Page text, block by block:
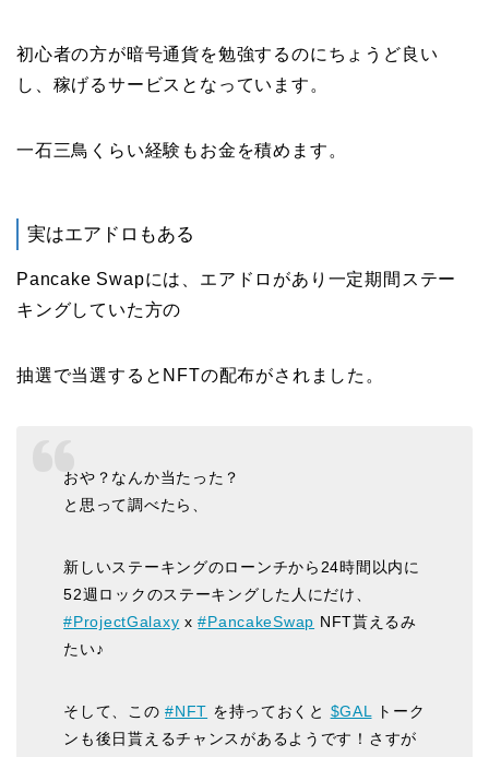
初心者の方が暗号通貨を勉強するのにちょうど良い
し、稼げるサービスとなっています。
一石三鳥くらい経験もお金を積めます。
実はエアドロもある
Pancake Swapには、エアドロがあり一定期間ステー
キングしていた方の
抽選で当選するとNFTの配布がされました。
おや？なんか当たった？
と思って調べたら、
新しいステーキングのローンチから24時間以内に
52週ロックのステーキングした人にだけ、
#ProjectGalaxy x#PancakeSwap NFT貰えるみ
たい♪
そして、この#NFT を持っておくと $GAL
トーク
ンも後日貰えるチャンスがあるようです！さすが